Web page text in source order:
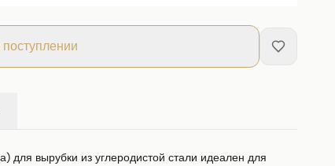
вырубки из углеродистой стали идеален для